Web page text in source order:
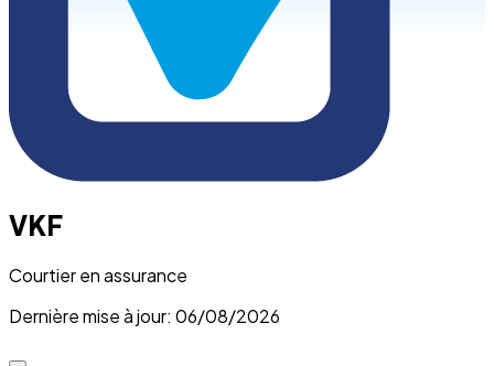
VKF
Courtier en assurance
Dernière mise à jour: 06/08/2026